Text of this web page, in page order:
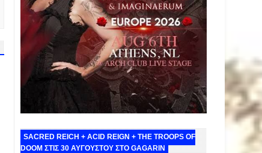
SACRED REICH + ACID REIGN + THE TROOPS OF
DOOM ΣΤΙΣ 30 ΑΥΓΟΥΣΤΟΥ ΣΤΟ GAGARIN